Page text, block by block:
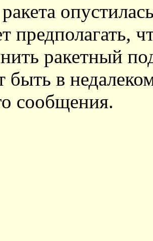
предполагать,
ракетный
в
сообщения.